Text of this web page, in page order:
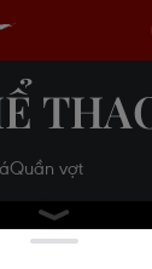
Quần vợt